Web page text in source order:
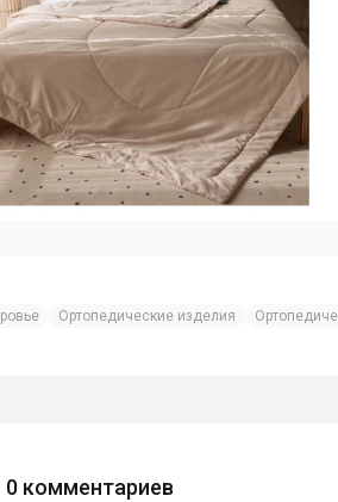
Ортопедические изделия
0 комментариев